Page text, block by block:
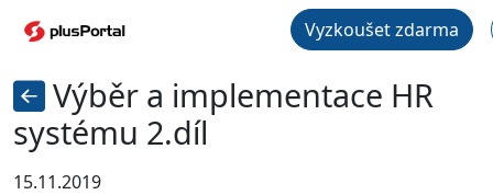
Vyzkoušet zdarma
Výběr a implementace HR
systému 2.díl
15.11.2019